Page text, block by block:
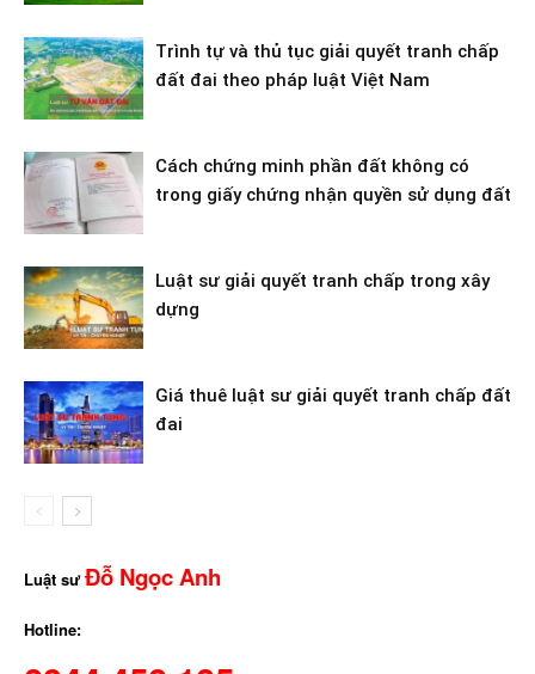
Trình tự và thủ tục giải quyết tranh chấp
đất đai theo pháp luật Việt Nam
Cách chứng minh phần đất không có
trong giấy chứng nhận quyền sử dụng đất
Luật sư giải quyết tranh chấp trong xây
dựng
Giá thuê luật sư giải quyết tranh chấp đất
đai
Luật sưĐỗ Ngọc Anh
Hotline: